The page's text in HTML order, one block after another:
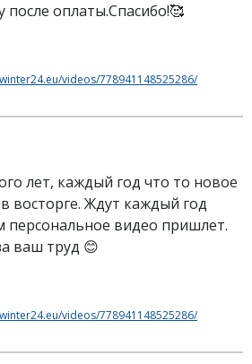
оплаты.Спасибо!🥰
videos/778941148525286/
лет, каждый год что то новое
восторге. Ждут каждый год
персональное видео пришлет.
ваш труд 😊
videos/778941148525286/